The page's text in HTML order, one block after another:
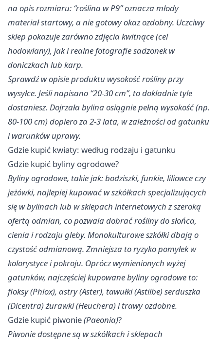
na opis rozmiaru: “roślina w P9” oznacza młody
materiał startowy, a nie gotowy okaz ozdobny. Uczciwy
sklep pokazuje zarówno zdjęcia kwitnące (cel
hodowlany), jak i realne fotografie sadzonek w
doniczkach lub karp.
Sprawdź w opisie produktu wysokość rośliny przy
wysyłce. Jeśli napisano “20-30 cm”, to dokładnie tyle
dostaniesz. Dojrzała bylina osiągnie pełną wysokość (np.
80-100 cm) dopiero za 2-3 lata, w zależności od gatunku
i warunków uprawy.
Gdzie kupić kwiaty: według rodzaju i gatunku
Gdzie kupić byliny ogrodowe?
Byliny ogrodowe, takie jak: bodziszki, funkie, liliowce czy
jeżówki, najlepiej kupować w szkółkach specjalizujących
się w bylinach lub w sklepach internetowych z szeroką
ofertą odmian, co pozwala dobrać rośliny do słońca,
cienia i rodzaju gleby. Monokulturowe szkółki dbają o
czystość odmianową. Zmniejsza to ryzyko pomyłek w
kolorystyce i pokroju. Oprócz wymienionych wyżej
gatunków, najczęściej kupowane byliny ogrodowe to:
floksy (Phlox), astry (Aster), tawułki (Astilbe) serduszka
(Dicentra) żurawki (Heuchera) i trawy ozdobne.
Gdzie kupić piwonie(Paeonia)?
Piwonie dostępne są w szkółkach i sklepach